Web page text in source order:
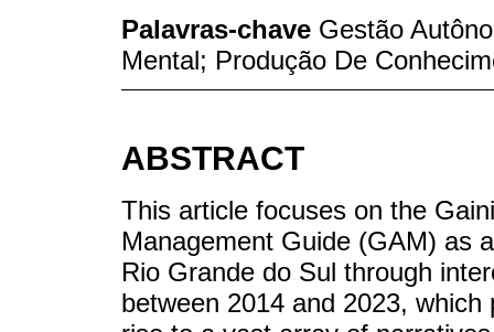
Palavras-chave Gestão
Mental; Produção De
ABSTRACT
This article focuses on the
Management Guide (GAM) as
Rio Grande do Sul through
between 2014 and 2023,